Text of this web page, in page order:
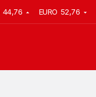
44,76 EURO 52,76